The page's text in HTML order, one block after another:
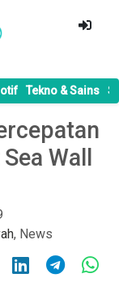
Tekno & Sains
Wall
, News